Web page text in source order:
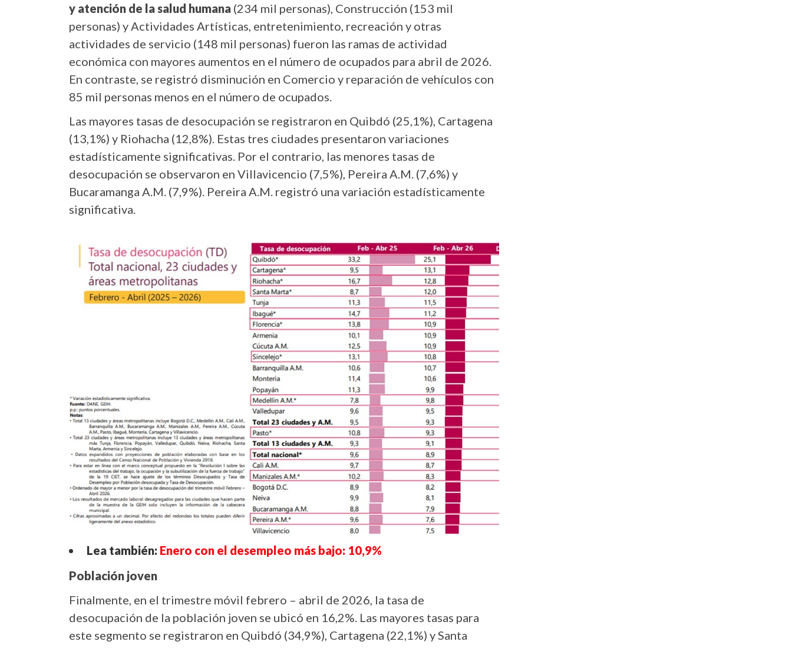
y atención de la salud humana (234 mil personas), Construcción (153 mil
personas) y Actividades Artísticas, entretenimiento, recreación y otras
actividades de servicio (148 mil personas) fueron las ramas de actividad
económica con mayores aumentos en el número de ocupados para abril de 2026.
En contraste, se registró disminución en Comercio y reparación de vehículos con
85 mil personas menos en el número de ocupados.
Las mayores tasas de desocupación se registraron en Quibdó (25,1%), Cartagena
(13,1%) y Riohacha (12,8%). Estas tres ciudades presentaron variaciones
estadísticamente significativas. Por el contrario, las menores tasas de
desocupación se observaron en Villavicencio (7,5%), Pereira A.M. (7,6%) y
Bucaramanga A.M. (7,9%). Pereira A.M. registró una variación estadísticamente
significativa.
Lea también: Enero con el desempleo más bajo: 10,9%
Población joven
Finalmente, en el trimestre móvil febrero – abril de 2026, la tasa de
desocupación de la población joven se ubicó en 16,2%. Las mayores tasas para
este segmento se registraron en Quibdó (34,9%), Cartagena (22,1%) y Santa